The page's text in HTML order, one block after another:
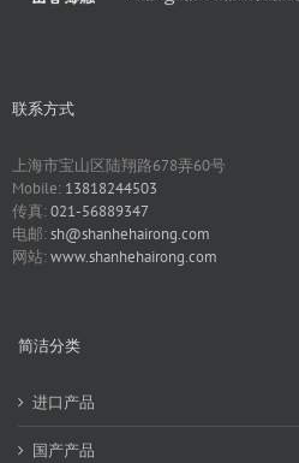
联系方式
上海市宝山区陆翔路678弄60号
Mobile: 13818244503
传真:021-56889347
电邮:sh@shanhehairong.com
网站:www.shanhehairong.com
简洁分类
进口产品
国产产品